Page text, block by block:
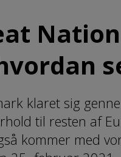
klaret sig
til resten af
kommer med